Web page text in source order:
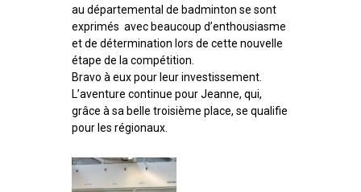
au départemental de badminton se sont
exprimés avec beaucoup d’enthousiasme
et de détermination lors de cette nouvelle
étape de la compétition.
Bravo à eux pour leur investissement.
L’aventure continue pour Jeanne, qui,
grâce à sa belle troisième place, se qualifie
pour les régionaux.